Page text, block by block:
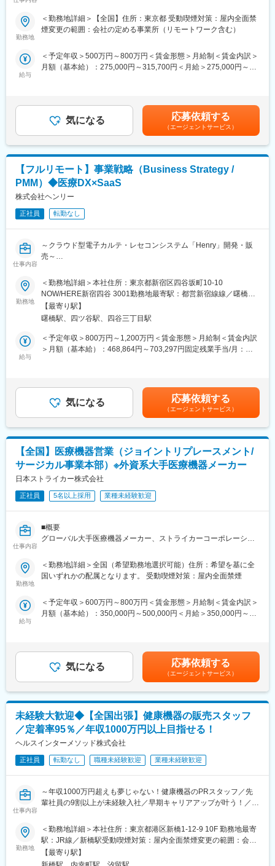
◎パートナー戦略の中核を担い、ヘンリーの導入キャパシティを
引き上げるダイレクトな貢献ができる
ジングな環境
◎経営アジェンダの最前線で、部門横断の意思決定に関わる
◇事業会社でのプロジェクト推進・マネジメント経験
・社内外の多様なステークホルダーを巻き込みながら、顧客の業
務設計・運用構築・組織変革等のプロジェクトを推進した経験
戦略立案・実行支援
◇コンサルティングファームでのプロジェクト推進・マネジメン
ト経験
・0→1のテーマを社外パートナーや複数部門を巻き込んで構造化
しながら方針策定～設計～実行までを一気通貫で推進した経験
・例：新規事業・新規サービス、新拠点・新組織立ち上げ、新規
のパートナーアライアンス・チャネル構築
実】
だきます。
主な担当製品：CAD EYE（国内で初めて上市したAI搭載の内視鏡
クリニックを中心にシェア拡大をしており、今後も広げていくた
めの増員採用です。
■業務詳細：
・医療施設へのヒアリング、マーケティング活動
・医用内視鏡及びその周辺機器、消耗品の販売
・医用ネットワークシステムの販売、営業活動
・導入後の定期サポート
■製品の魅力：
むことが可能です。また、製品開発やアップデートは国内のドク
ターのニーズを汲み上げて行っているのも特徴です。
内視鏡以外にも、PACS・超音波など様々なラインナップを展開し
ておりますので、ドクターに対して幅広いアプローチが可能で
す。
■教育制度・環境：
当社製品の知識、医療機器に関する知識等は入社後の研修や
OJT、勉強会等でバックアップいたします。約半年～1年かけて一
■社風について：
総合職採用の風土が強く様々なキャリアパスがあります。離職率
各種手当など長期的に活躍・就業できる環境が整っています。
■当社の概要：
同社は医療業界の中でITシステムのリーディングカンパニーで
す。医療業界のIT化が至上命題の中、10年前よりいち早く社内の
改革を進めてきました。結果、医療向けシステムが全売上の4割以
上を占めるまでに事業を拡大しました。
変更の範囲：会社の定める業務
勤務地
＜勤務地詳細＞【全国】住所：東京都 受動喫煙対策：屋内全面禁
煙変更の範囲：会社の定める事業所（リモートワーク含む）
給与
＜予定年収＞500万円～800万円＜賃金形態＞月給制＜賃金内訳＞
月額（基本給）：275,000円～315,700円＜月給＞275,000円～
万円(入社8年・経験11年、手当含)：月給37万円賃金はあくまでも
目安の金額であり、選考を通じて上下する可能性があります。月
給(月額)は固定手当を含めた表記です。
気になる 応募依頼する
（エージェントサービス）
【フルリモート】事業戦略（Business Strategy /
PMM）◆医療DX×SaaS
株式会社ヘンリー
正社員 転勤なし
仕事内容
～クラウド型電子カルテ・レセコンシステム「Henry」開発・販
売～
【ミッション】
Henryのトップライン最大化に対してオーナーシップを持ち、戦
略立案から現場の武器づくり、仮説検証までを一気通貫で推進す
ること。
【業務内容】
◇戦略・計画
・マーケティング → インサイドセールス → フィールドセールス
→ カスタマーサクセスまでのカスタマージャーニーマップの設計
・アライアンス（医療系ディーラー、コンサルティングファーム
・ジャーニーに沿った商談ストーリーの策定と仮説検証（必要に
応じて自ら商談の現場に立つことも歓迎します）
・病院の意思決定構造（理事長／院長／事務長／現場部門）に応
じた提案ストーリーの設計
◇分析・インサイト
・商談分析（受注／失注要因、ターゲット・セグメント分析）
・失注・解約顧客へのインタビューと示唆の抽出
・契約済顧客からの問い合わせ・要望の分析
・競合プロダクト（既存大手電カルベンダー、新興クラウド勢）
のリサーチ
◇プロダクト連携
・市場・商談から得たインサイトに基づくPdMへのプロダクトフ
・新機能リリース時のGTM設計（訴求メッセージ、セールスイネ
ーブルメント）
【ポジション魅力】
◎市場の追い風：標準型電子カルテをはじめとする国の医療DX政
変化の最前線に立てます
◎戦略と現場の往復：事業計画の策定から商談現場での仮説検証
まで、抽象と具体を行き来する裁量があります
変更の範囲：会社の定める業務
勤務地
＜勤務地詳細＞本社住所：東京都新宿区四谷坂町10-10
NOW/HERE新宿四谷 3001勤務地最寄駅：都営新宿線線／曙橋駅
受動喫煙対策：敷地内全面禁煙変更の範囲：会社の定める事業所
（リモートワーク含む）
【最寄り駅】
曙橋駅、四ツ谷駅、四谷三丁目駅
給与
＜予定年収＞800万円～1,200万円＜賃金形態＞月給制＜賃金内訳
＞月額（基本給）：468,864円～703,297円固定残業手当/月：
面談を通じてスキル等をもとに決定します。賃金はあくまでも目
安の金額であり、選考を通じて上下する可能性があります。月給
(月額)は固定手当を含めた表記です。
気になる 応募依頼する
（エージェントサービス）
【全国】医療機器営業（ジョイントリプレースメント/
サージカル事業本部）※外資系大手医療機器メーカー
日本ストライカー株式会社
正社員 5名以上採用 業種未経験歓迎
仕事内容
■概要
グローバル大手医療機器メーカー、ストライカーコーポレーショ
て、担当エリアでの売上拡大に貢献いただきます。※担当エリア…
お住いの地域やご希望を加味して決定します。
【ジョイントリプレースメント/サージカル事業本部】
人工関節手術用製品、手術室用備品 人工関節関連製品において高
貢献しています。 長年にわたって築き上げた技術を活かし、患者
さんだけではなく医療従事者の 健康や労働環境にも配慮した手術
室装備品にも注力し、医療に貢献しています。
＊CAS=Computer-Assisted Surgery ナビゲーションシステムやロ
ボティクス技術を用いた手術支援システム
■業務詳細
・担当する製品の提案、技術サポート
・医療機関へのサポート（手術立ち会い、勉強・セミナーの主催
など）
・各種学会への参加
配属先の「ジョイントリプレースメント/サージカル事業本部」
は、数ある同社の事業部の中で最も売上比率の大きい事業部の一
つです。慢性的な関節疾患に用いる人工関節や、業界随一のシェ
アを誇る整形外科用手術ロボット「Mako」のほか、手術現場の課
勤務地
＜勤務地詳細＞全国（希望勤務地選択可能）住所：希望を基に全
国いずれかの配属となります。 受動喫煙対策：屋内全面禁煙
給与
＜予定年収＞600万円～800万円＜賃金形態＞月給制＜賃金内訳＞
月額（基本給）：350,000円～500,000円＜月給＞350,000円～
可能性があります。賃金はあくまでも目安の金額であり、選考を
通じて上下する可能性があります。月給(月額)は固定手当を含めた
表記です。
気になる 応募依頼する
（エージェントサービス）
未経験大歓迎◆【全国出張】健康機器の販売スタッフ
／定着率95％／年収1000万円以上目指せる！
ヘルスインターメソッド株式会社
正社員 転勤なし 職種未経験歓迎 業種未経験歓迎
仕事内容
～年収1000万円超えも夢じゃない！健康機器のPRスタッフ／先
輩社員の9割以上が未経験入社／早期キャリアアップが叶う！／社
【仕事内容】
全国の商業施設や大型スーパー、ドンキ、駐車場内プレハブ会場
などで開催される、
勤務地
＜勤務地詳細＞本社住所：東京都港区新橋1-12-9 10F 勤務地最寄
駅：JR線／新橋駅受動喫煙対策：屋内全面禁煙変更の範囲：会社
の定める事業所
【最寄り駅】